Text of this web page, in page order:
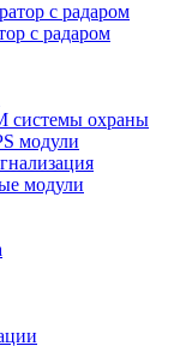
с радаром
системы охраны
модули
модули